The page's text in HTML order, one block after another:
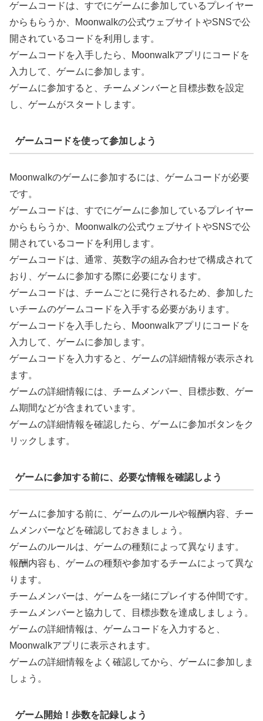
ゲームコードは、すでにゲームに参加しているプレイヤー
からもらうか、Moonwalkの公式ウェブサイトやSNSで公
開されているコードを利用します。
ゲームコードを入手したら、Moonwalkアプリにコードを
入力して、ゲームに参加します。
ゲームに参加すると、チームメンバーと目標歩数を設定
し、ゲームがスタートします。
ゲームコードを使って参加しよう
Moonwalkのゲームに参加するには、ゲームコードが必要
です。
ゲームコードは、すでにゲームに参加しているプレイヤー
からもらうか、Moonwalkの公式ウェブサイトやSNSで公
開されているコードを利用します。
ゲームコードは、通常、英数字の組み合わせで構成されて
おり、ゲームに参加する際に必要になります。
ゲームコードは、チームごとに発行されるため、参加した
いチームのゲームコードを入手する必要があります。
ゲームコードを入手したら、Moonwalkアプリにコードを
入力して、ゲームに参加します。
ゲームコードを入力すると、ゲームの詳細情報が表示され
ます。
ゲームの詳細情報には、チームメンバー、目標歩数、ゲー
ム期間などが含まれています。
ゲームの詳細情報を確認したら、ゲームに参加ボタンをク
リックします。
ゲームに参加する前に、必要な情報を確認しよう
ゲームに参加する前に、ゲームのルールや報酬内容、チー
ムメンバーなどを確認しておきましょう。
ゲームのルールは、ゲームの種類によって異なります。
報酬内容も、ゲームの種類や参加するチームによって異な
ります。
チームメンバーは、ゲームを一緒にプレイする仲間です。
チームメンバーと協力して、目標歩数を達成しましょう。
ゲームの詳細情報は、ゲームコードを入力すると、
Moonwalkアプリに表示されます。
ゲームの詳細情報をよく確認してから、ゲームに参加しま
しょう。
ゲーム開始！歩数を記録しよう